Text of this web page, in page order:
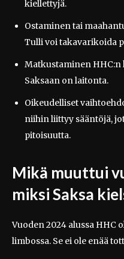
kiellettyjä.
Ostaminen tai
Tulli voi takavarikoida
Matkustaminen HHC:n
Saksaan on laitonta.
Oikeudelliset
niihin liittyy sääntöjä,
pitoisuutta.
Mikä muuttui
miksi Saksa
Vuoden 2024 alussa HHC
limbossa. Se ei ole enää